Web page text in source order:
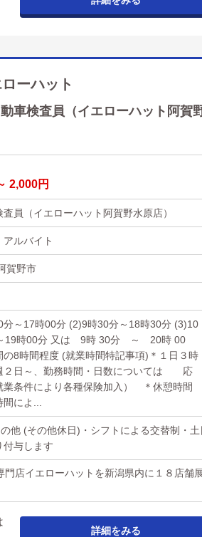
ーハット
車検査員（イエローハット阿賀
2,000円
査員（イエローハット阿賀野水原店）
アルバイト
賀野市
分～17時00分 (2)9時30分～18時30分 (3)10
19時00分 又は 9時 30分 ～ 20時 00
8時間程度 (就業時間特記事項)＊１日３時
２日～、勤務時間・日数については 応
業条件により各種保険加入） ＊休憩時間
によ...
他 (その他休日)・シフトによる交替制・
付与します
門店イエローハットを新潟県内に１８店舗
詳細をみる